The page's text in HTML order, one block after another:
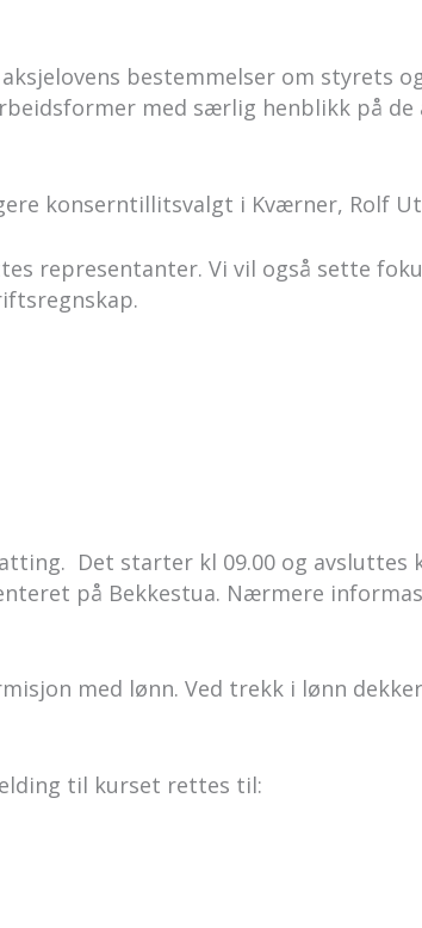
bestemmelser om styrets
med særlig henblikk på de
konserntillitsvalgt i Kværner, Rolf
representanter. Vi vil også sette
Det starter kl 09.00 og avsluttes
på Bekkestua. Nærmere
med lønn. Ved trekk i lønn
til kurset rettes til: